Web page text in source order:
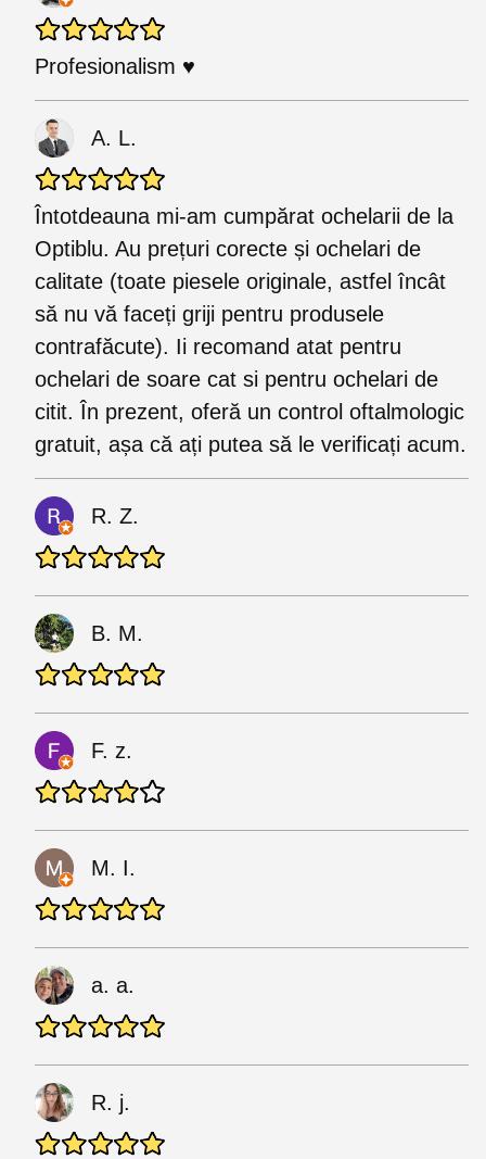
Profesionalism ♥️
A. L.
Întotdeauna mi-am cumpărat ochelarii de la
Optiblu. Au prețuri corecte și ochelari de
calitate (toate piesele originale, astfel încât
să nu vă faceți griji pentru produsele
contrafăcute). Ii recomand atat pentru
ochelari de soare cat si pentru ochelari de
citit. În prezent, oferă un control oftalmologic
gratuit, așa că ați putea să le verificați acum.
R. Z.
B. M.
F. z.
M. I.
a. a.
R. j.